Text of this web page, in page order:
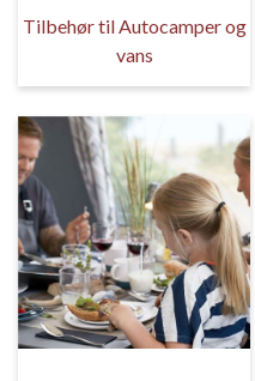
Tilbehør til Autocamper og
vans